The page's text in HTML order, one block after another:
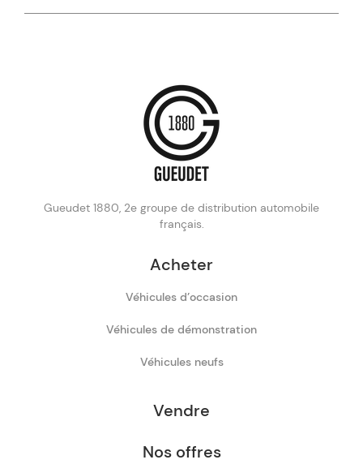
Gueudet 1880, 2e groupe de distribution automobile
français.
Acheter
Véhicules d’occasion
Véhicules de démonstration
Véhicules neufs
Vendre
Nos offres